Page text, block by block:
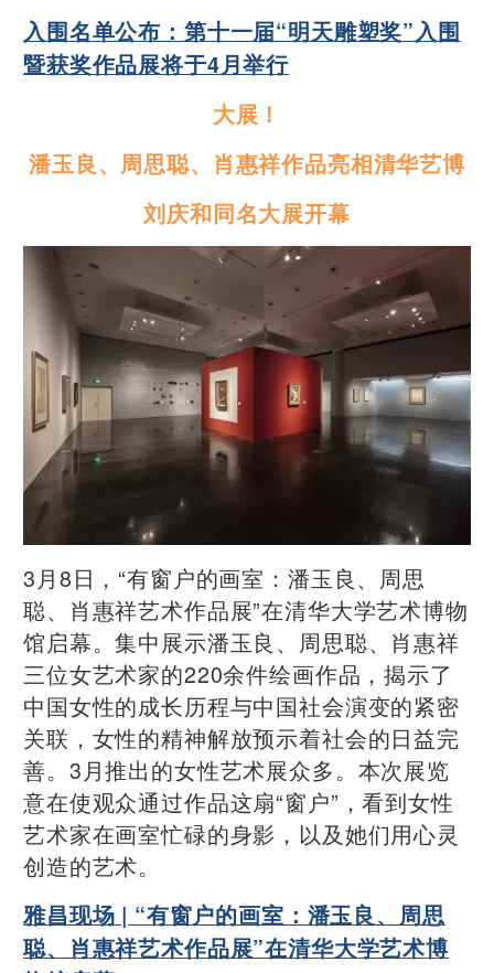
入围名单公布：第十一届“明天雕塑奖”入围
暨获奖作品展将于4月举行
大展！
潘玉良、周思聪、肖惠祥作品亮相清华艺博
刘庆和同名大展开幕
3月8日，“有窗户的画室：潘玉良、周思
聪、肖惠祥艺术作品展”在清华大学艺术博物
馆启幕。集中展示潘玉良、周思聪、肖惠祥
三位女艺术家的220余件绘画作品，揭示了
中国女性的成长历程与中国社会演变的紧密
关联，女性的精神解放预示着社会的日益完
善。3月推出的女性艺术展众多。本次展览
意在使观众通过作品这扇“窗户”，看到女性
艺术家在画室忙碌的身影，以及她们用心灵
创造的艺术。
雅昌现场 | “有窗户的画室：潘玉良、周思
聪、肖惠祥艺术作品展”在清华大学艺术博